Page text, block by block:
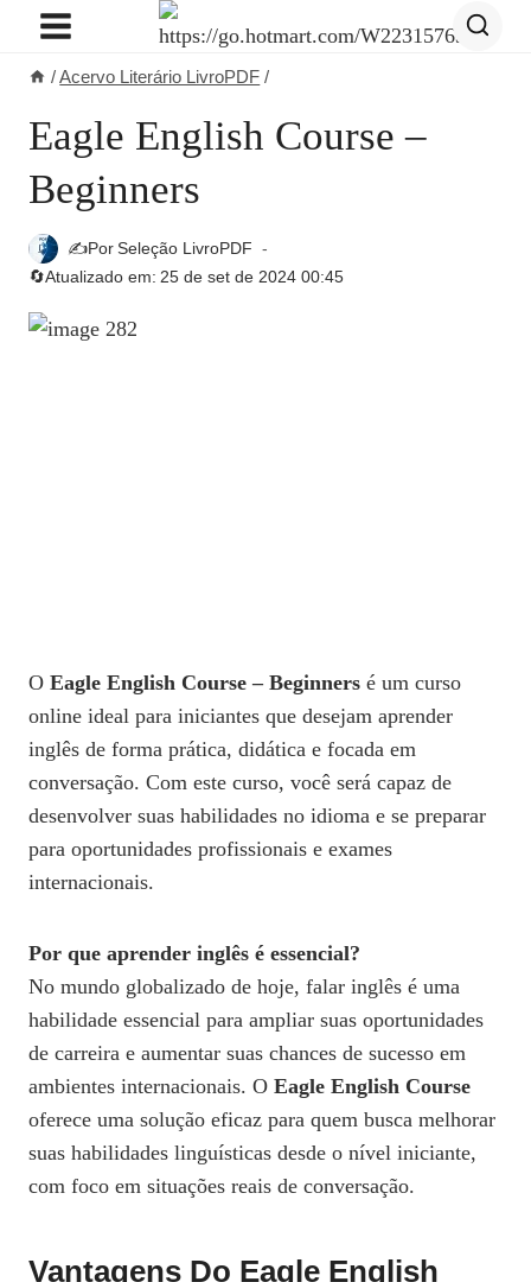
Pular
/Acervo Literário LivroPDF /
Eagle English Course –
Beginners
✍️PorSeleção LivroPDF
🔄Atualizado em: 25 de set de 2024 00:45
O Eagle English Course – Beginners é um curso
online ideal para iniciantes que desejam aprender
inglês de forma prática, didática e focada em
conversação. Com este curso, você será capaz de
desenvolver suas habilidades no idioma e se preparar
para oportunidades profissionais e exames
internacionais.
Por que aprender inglês é essencial?
No mundo globalizado de hoje, falar inglês é uma
habilidade essencial para ampliar suas oportunidades
de carreira e aumentar suas chances de sucesso em
ambientes internacionais. O Eagle English Course
oferece uma solução eficaz para quem busca melhorar
suas habilidades linguísticas desde o nível iniciante,
com foco em situações reais de conversação.
Vantagens Do Eagle English